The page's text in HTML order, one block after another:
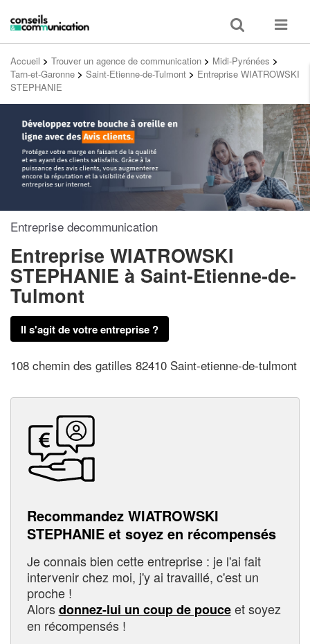
Toggle
search
Toggle
Accueil > Trouver un agence de communication > Midi-Pyrénées >
Tarn-et-Garonne > Saint-Etienne-de-Tulmont > Entreprise WIATROWSKI
STEPHANIE
Entreprise decommunication
Entreprise WIATROWSKI
STEPHANIE à Saint-Etienne-de-
Tulmont
Il s'agit de votre entreprise ?
108 chemin des gatilles 82410 Saint-etienne-de-tulmont
Recommandez WIATROWSKI
STEPHANIE et soyez en récompensés
Je connais bien cette entreprise : je l'ai fait
intervenir chez moi, j'y ai travaillé, c'est un
proche !
Alorsdonnez-lui un coup de pouceet soyez
en récompensés !